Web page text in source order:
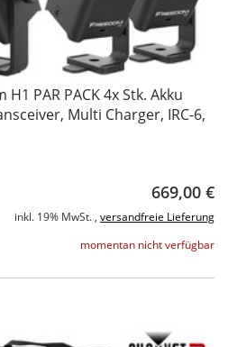
H1 PAR PACK 4x Stk. Akku
Multi Charger, IRC-6,
669,00 €
inkl. 19% MwSt. , versandfreie Lieferung
momentan nicht verfügbar